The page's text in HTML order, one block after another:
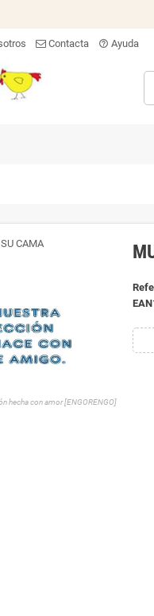
Contacta help_outline Ayuda
hecha con amor [ENGORENGO]